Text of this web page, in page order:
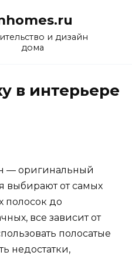
и дизайн
дома
в интерьере
— оригинальный
выбирают от самых
полосок до
все зависит от
полосатые
недостатки,